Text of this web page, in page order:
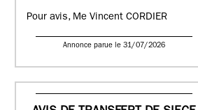
Pour avis, Me Vincent CORDIER
Annonce parue le 31/07/2026